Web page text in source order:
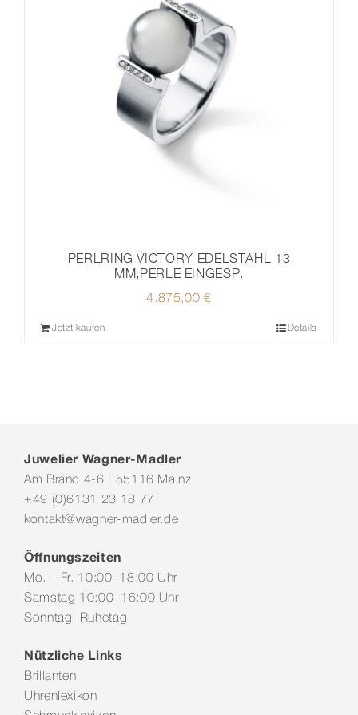
PERLRING VICTORY EDELSTAHL 13
MM,PERLE EINGESP.
4.875,00€
Jetzt kaufen Details
Juwelier Wagner-Madler
Am Brand 4-6 | 55116 Mainz
+49 (0)6131 23 18 77
kontakt@wagner-madler.de
Öffnungszeiten
Mo. – Fr. 10:00–18:00 Uhr
Samstag 10:00–16:00 Uhr
Sonntag Ruhetag
Nützliche Links
Brillanten
Uhrenlexikon